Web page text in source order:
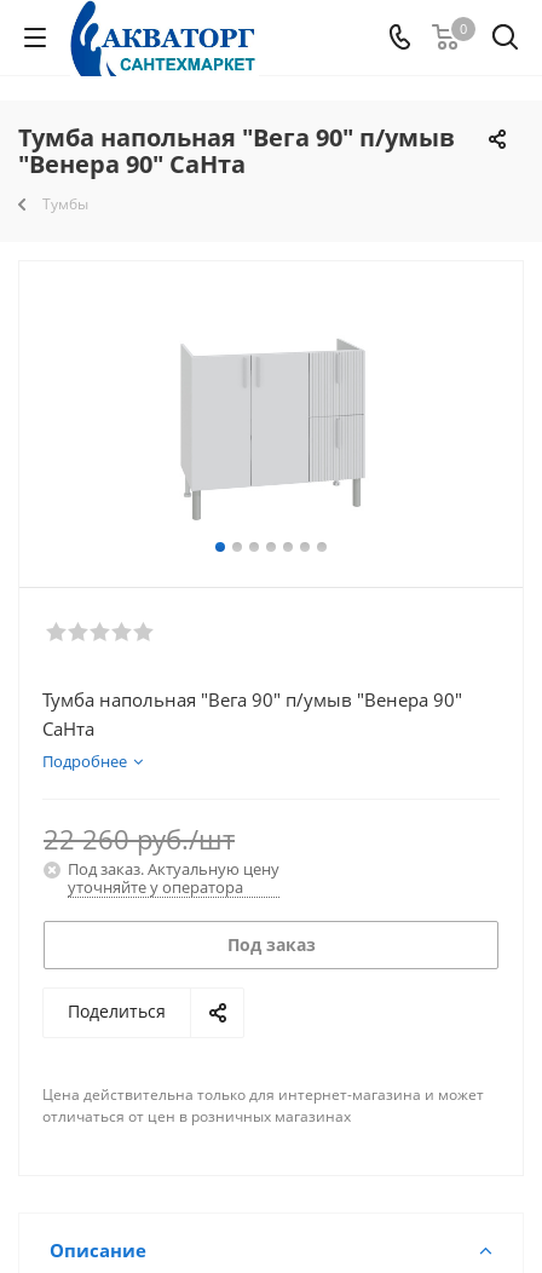
0
Тумба напольная "Вега 90" п/умыв
"Венера 90" СаНта
Тумбы
Тумба напольная "Вега 90" п/умыв "Венера 90"
СаНта
Подробнее
22 260руб./шт
Под заказ. Актуальную цену
уточняйте у оператора
Под заказ
Поделиться
Цена действительна только для интернет-магазина и может
отличаться от цен в розничных магазинах
Описание